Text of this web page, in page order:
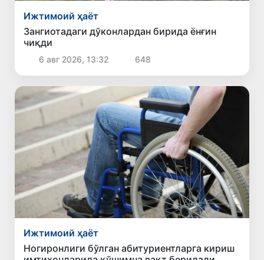
Ижтимоий ҳаёт
Зангиотадаги дўконлардан бирида ёнғин
чиқди
6 авг 2026, 13:32 648
Ижтимоий ҳаёт
Ногиронлиги бўлган абитуриентларга кириш